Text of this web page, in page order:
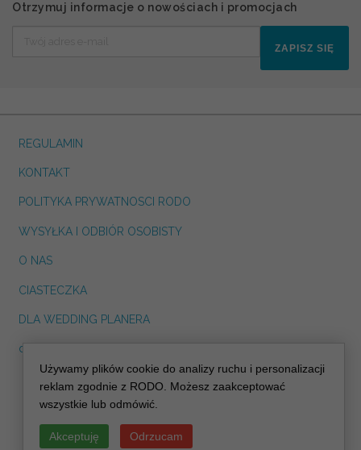
Otrzymuj informacje o nowościach i promocjach
ZAPISZ SIĘ
REGULAMIN
KONTAKT
POLITYKA PRYWATNOSCI RODO
WYSYŁKA I ODBIÓR OSOBISTY
O NAS
CIASTECZKA
DLA WEDDING PLANERA
dreskot.com
info@decoris.pl
Używamy plików cookie do analizy ruchu i personalizacji
reklam zgodnie z RODO. Możesz zaakceptować
wszystkie lub odmówić.
Akceptuję Odrzucam